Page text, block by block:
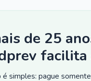
de 25
facilita
é simples: pague